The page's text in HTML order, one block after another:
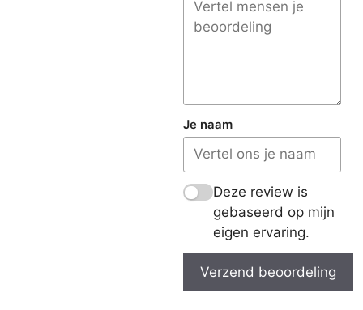
Je naam
Deze review is
gebaseerd op mijn
eigen ervaring.
Verzend beoordeling